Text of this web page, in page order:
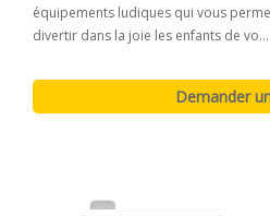
équipements ludiques qui vous
divertir dans la joie les enfants de vo...